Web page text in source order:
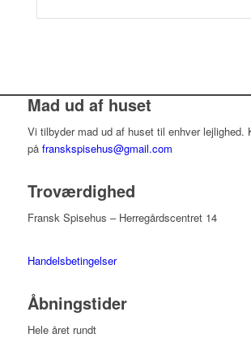
Mad ud af huset
Vi tilbyder mad ud af huset til enhver lejlighed.
på franskspisehus@gmail.com
Troværdighed
Fransk Spisehus – Herregårdscentret 14
Handelsbetingelser
Åbningstider
Hele året rundt